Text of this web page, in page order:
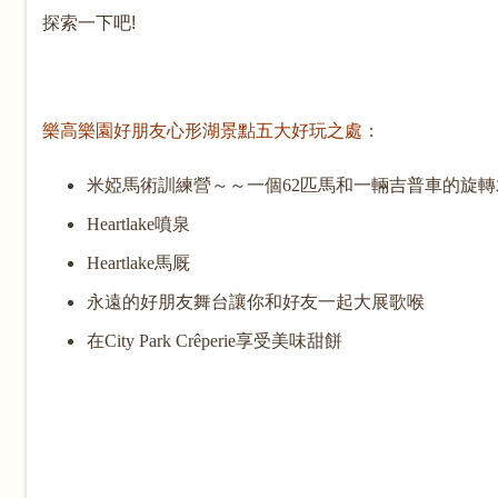
探索一下吧!
樂高樂園好朋友心形湖景點五大好玩之處：
米婭馬術訓練營～～一個62匹馬和一輛吉普車的旋
Heartlake噴泉
Heartlake馬厩
永遠的好朋友舞台讓你和好友一起大展歌喉
在City Park Crêperie享受美味甜餅